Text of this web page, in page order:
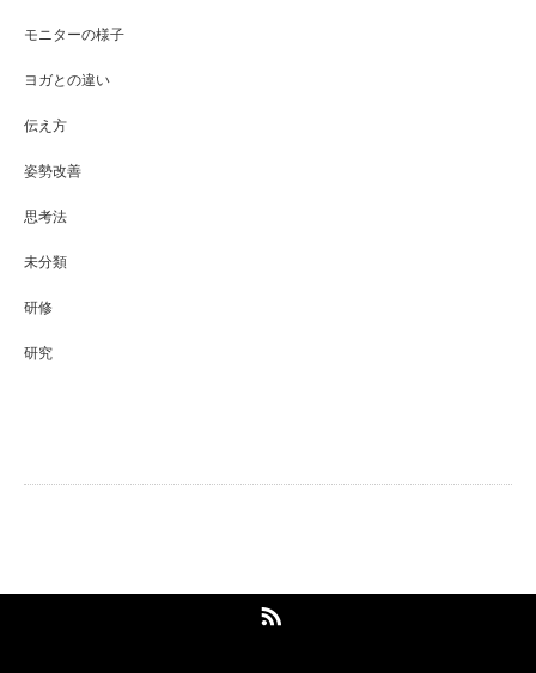
モニターの様子
ヨガとの違い
伝え方
姿勢改善
思考法
未分類
研修
研究